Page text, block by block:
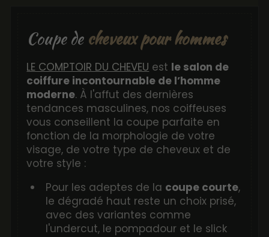
Coupe de cheveux pour hommes
LE COMPTOIR DU CHEVEU est le salon de
coiffure incontournable de l’homme
moderne. À l'affut des dernières
tendances masculines, nos coiffeuses
vous conseillent la coupe parfaite en
fonction de la morphologie de votre
visage, de votre type de cheveux et de
votre style :
Pour les adeptes de la coupe courte,
le dégradé haut reste un choix prisé,
avec des variantes comme
l'undercut, le pompadour et le slick